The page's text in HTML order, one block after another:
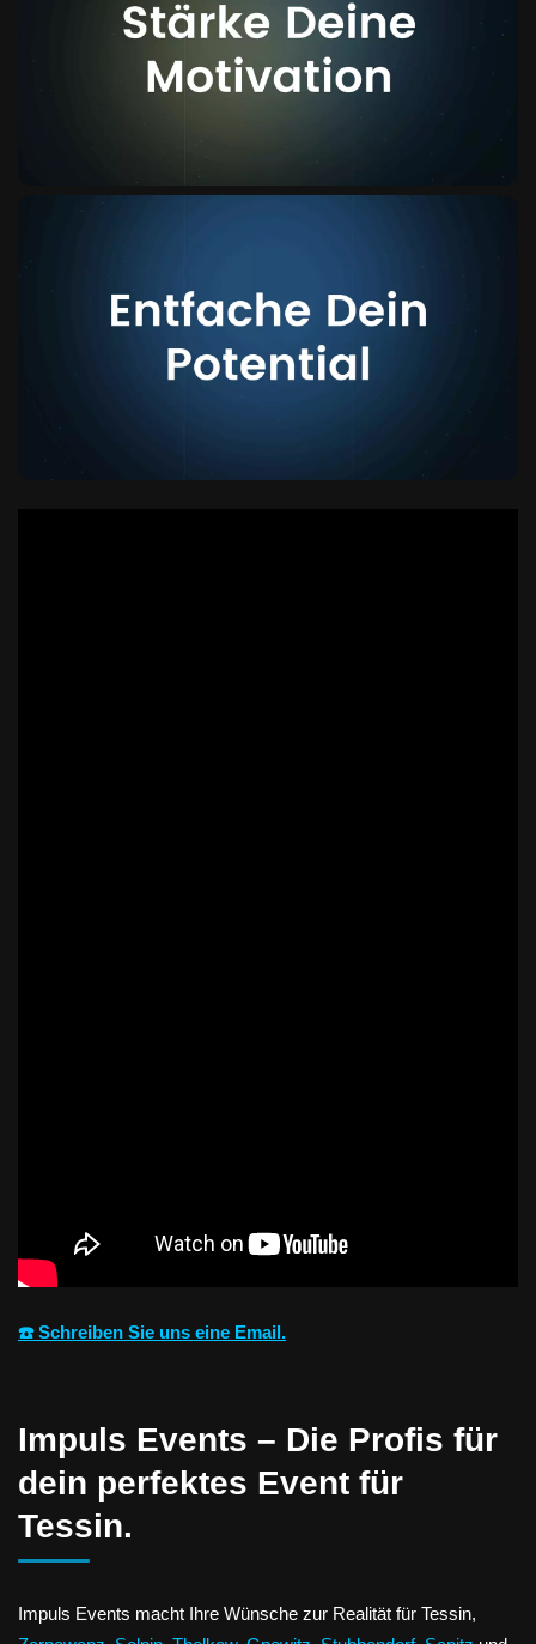
☎️ Schreiben Sie uns eine Email.
Impuls Events – Die Profis für
dein perfektes Event für
Tessin.
Impuls Events macht Ihre Wünsche zur Realität für Tessin,